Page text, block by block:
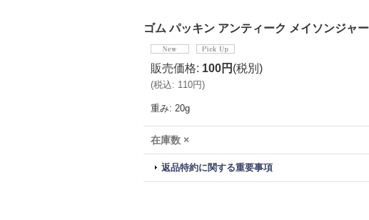
ゴム パッキン アンティーク メイソンジャ
販売価格: 100円 (税別)
(税込: 110円)
重み: 20g
在庫数 ×
返品特約に関する重要事項